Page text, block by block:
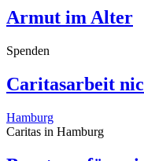
Armut im Alter
Spenden
Caritasarbeit
Hamburg
Caritas in Hamburg